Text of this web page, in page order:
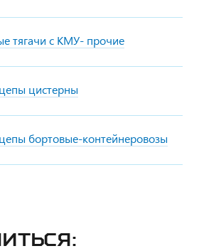
тягачи с КМУ- прочие
цистерны
бортовые-контейнеровозы